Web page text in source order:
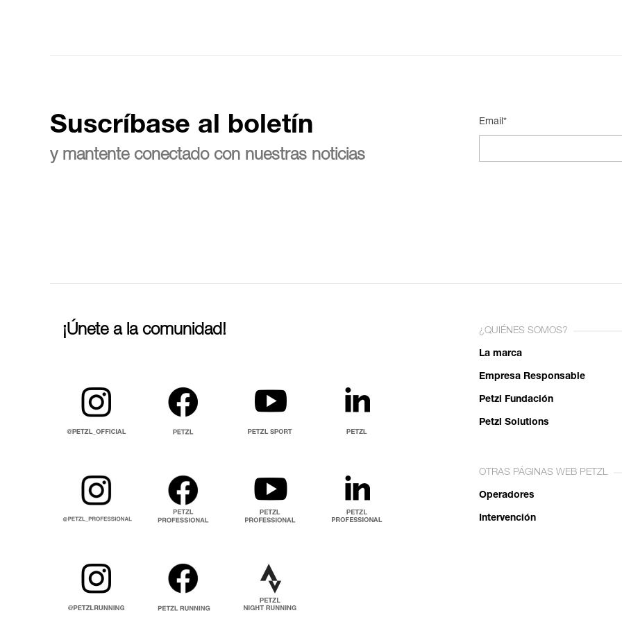
Suscríbase al boletín
y mantente conectado con nuestras noticias
Email*
¡Únete a la comunidad! ¿QUIÉNES SOMOS?
La marca
Empresa Responsable
Petzl Fundación
Petzl Solutions
OTRAS PÁGINAS WEB PETZL
Operadores
Intervención